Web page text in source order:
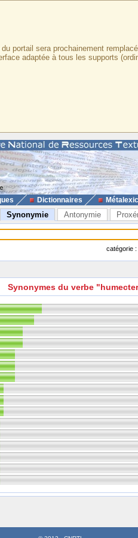
portail sera prochainement
adaptée à tous les supports
Dictionnaires
Synonymie Antonymie
catégorie :
Synonymes du verbe